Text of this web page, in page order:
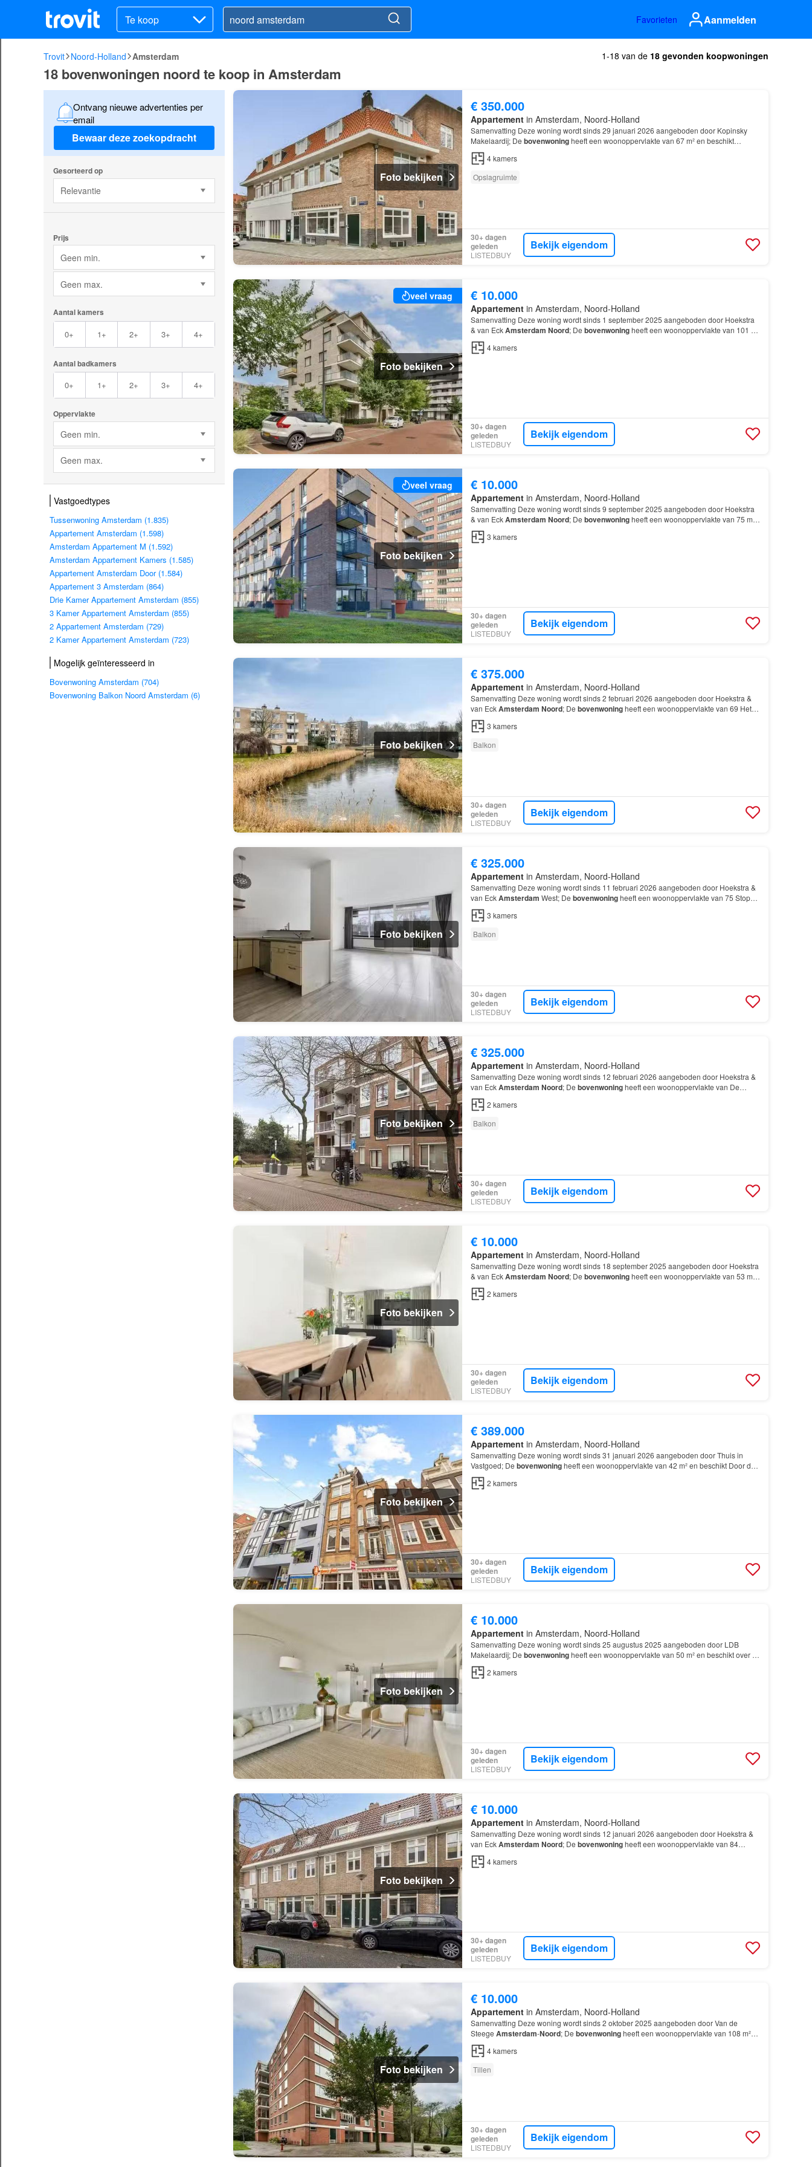
Te koop Favorieten Aanmelden
Trovit Noord-Holland Amsterdam 1-18 van de 18 gevonden koopwoningen
18 bovenwoningen noord te koop in Amsterdam
Ontvang nieuwe advertenties per
email
Bewaar deze zoekopdracht
Gesorteerd op
Relevantie
Prijs
Geen min.
Geen max.
Aantal kamers
0+ 1+ 2+ 3+ 4+
Aantal badkamers
0+ 1+ 2+ 3+ 4+
Oppervlakte
Geen min.
Geen max.
Vastgoedtypes
Tussenwoning Amsterdam (1.835)
Appartement Amsterdam (1.598)
Amsterdam Appartement M (1.592)
Amsterdam Appartement Kamers (1.585)
Appartement Amsterdam Door (1.584)
Appartement 3 Amsterdam (864)
Drie Kamer Appartement Amsterdam (855)
3 Kamer Appartement Amsterdam (855)
2 Appartement Amsterdam (729)
2 Kamer Appartement Amsterdam (723)
Mogelijk geïnteresseerd in
Bovenwoning Amsterdam (704)
Bovenwoning Balkon Noord Amsterdam (6)
Foto bekijken
€ 350.000
Appartementin Amsterdam, Noord-Holland
Samenvatting Deze woning wordt sinds 29 januari 2026 aangeboden door Kopinsky
Makelaardij; De bovenwoningheeft een woonoppervlakte van 67 m² en beschikt
Beschrijving LICHT 4-kamer appartement van ca…
4kamers
Opslagruimte
30+ dagen
geleden
LISTEDBUY
Bekijk eigendom
veel vraag
Foto bekijken
€ 10.000
Appartementin Amsterdam, Noord-Holland
Samenvatting Deze woning wordt sinds 1 september 2025 aangeboden door Hoekstra
& van EckAmsterdam Noord; De bovenwoningheeft een woonoppervlakte van 101 m²
en beschikt over 4 kamers, waarvan 3 slaapkamers; De woning is gebo…
4kamers
30+ dagen
geleden
LISTEDBUY
Bekijk eigendom
veel vraag
Foto bekijken
€ 10.000
Appartementin Amsterdam, Noord-Holland
Samenvatting Deze woning wordt sinds 9 september 2025 aangeboden door Hoekstra
& van EckAmsterdam Noord; De bovenwoningheeft een woonoppervlakte van 75 m²
en beschikt over 3 kamers, waarvan 2 slaapkamers; De woning is gebou…
3 kamers
30+ dagen
geleden
LISTEDBUY
Bekijk eigendom
Foto bekijken
€ 375.000
Appartementin Amsterdam, Noord-Holland
Samenvatting Deze woning wordt sinds 2 februari 2026 aangeboden door Hoekstra &
van EckAmsterdam Noord; De bovenwoningheeft een woonoppervlakte van 69 Het
appartement ligt in het hart van
3 kamers
Balkon
30+ dagen
geleden
LISTEDBUY
Bekijk eigendom
Foto bekijken
€ 325.000
Appartementin Amsterdam, Noord-Holland
Samenvatting Deze woning wordt sinds 11 februari 2026 aangeboden door Hoekstra &
van EckAmsterdam West; De bovenwoningheeft een woonoppervlakte van 75 Stop
met zoeken, want dit 3-kamer appartement in
3 kamers
Balkon
30+ dagen
geleden
LISTEDBUY
Bekijk eigendom
Foto bekijken
€ 325.000
Appartementin Amsterdam, Noord-Holland
Samenvatting Deze woning wordt sinds 12 februari 2026 aangeboden door Hoekstra &
van EckAmsterdam Noord; De bovenwoningheeft een woonoppervlakte van De
Formosastraat 5 in
2 kamers
Balkon
30+ dagen
geleden
LISTEDBUY
Bekijk eigendom
Foto bekijken
€ 10.000
Appartementin Amsterdam, Noord-Holland
Samenvatting Deze woning wordt sinds 18 september 2025 aangeboden door Hoekstra
& van EckAmsterdam Noord; De bovenwoningheeft een woonoppervlakte van 53 m²
en beschikt over 2 kamers, waarvan 1 slaapkamer; De woning is gebou…
2 kamers
30+ dagen
geleden
LISTEDBUY
Bekijk eigendom
Foto bekijken
€ 389.000
Appartementin Amsterdam, Noord-Holland
Samenvatting Deze woning wordt sinds 31 januari 2026 aangeboden door Thuis in
Vastgoed; De bovenwoningheeft een woonoppervlakte van 42 m² en beschikt Door de
ligging op de bovenste verdieping zit je volledig vrij, zonder bur…
2 kamers
30+ dagen
geleden
LISTEDBUY
Bekijk eigendom
Foto bekijken
€ 10.000
Appartementin Amsterdam, Noord-Holland
Samenvatting Deze woning wordt sinds 25 augustus 2025 aangeboden door LDB
Makelaardij; De bovenwoningheeft een woonoppervlakte van 50 m² en beschikt over 2
kamers, waarvan 1 slaapkamer; De woning is gebouwd In 2024 en ligt i…
2 kamers
30+ dagen
geleden
LISTEDBUY
Bekijk eigendom
Foto bekijken
€ 10.000
Appartementin Amsterdam, Noord-Holland
Samenvatting Deze woning wordt sinds 12 januari 2026 aangeboden door Hoekstra &
van EckAmsterdam Noord; De bovenwoningheeft een woonoppervlakte van 84
belangstelling verzoeken wij u vriendelijk telefonisch contact op te nem…
4kamers
30+ dagen
geleden
LISTEDBUY
Bekijk eigendom
Foto bekijken
€ 10.000
Appartementin Amsterdam, Noord-Holland
Samenvatting Deze woning wordt sinds 2 oktober 2025 aangeboden door Van de
Steege Amsterdam-Noord; De bovenwoningheeft een woonoppervlakte van 108 m²
en beschikt over 4 kamers, waarvan 3 slaapkamers; De woning is gebouwd In…
4kamers
Tillen
30+ dagen
geleden
LISTEDBUY
Bekijk eigendom